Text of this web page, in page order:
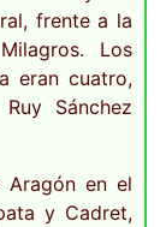
frente a la
Los
eran cuatro,
Sánchez
Aragón en el
y Cadret,